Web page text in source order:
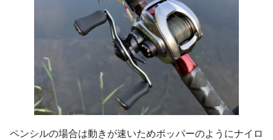
ペンシルの場合は動きが速いためポッパーのようにナイロ